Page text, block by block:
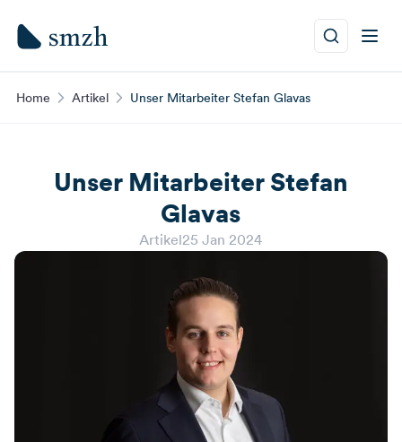
Home Artikel Unser Mitarbeiter Stefan Glavas
Unser Mitarbeiter Stefan
Glavas
Artikel25 Jan 2024